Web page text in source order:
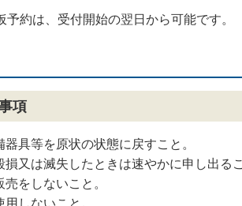
約は、受付開始の翌日から可能です。
項
具等を原状の状態に戻すこと。
又は滅失したときは速やかに申し出るこ
をしないこと。
しないこと。